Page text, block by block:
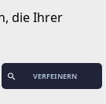
die Ihrer
VERFEINERN